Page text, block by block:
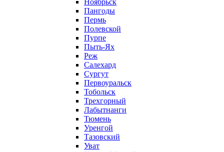
Ноябрьск
Пангоды
Пермь
Полевской
Пурпе
Пыть-Ях
Реж
Салехард
Сургут
Первоуральск
Тобольск
Трехгорный
Лабытнанги
Тюмень
Уренгой
Тазовский
Уват